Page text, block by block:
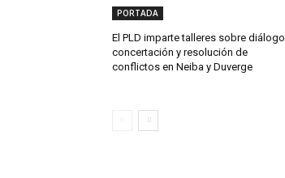
PORTADA
El PLD imparte talleres sobre diálogo,
concertación y resolución de
conflictos en Neiba y Duverge